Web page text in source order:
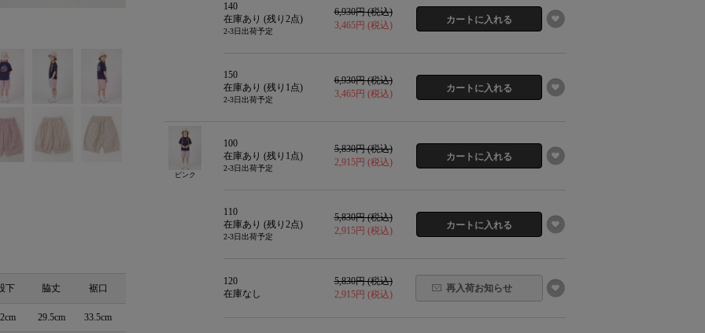
下 脇丈 裾口
29.5cm 33.5cm
140
在庫あり (残り 2点)
2-3日出荷予定
6,930円 (税込)
3,465円 (税込)
150
在庫あり (残り 1点)
2-3日出荷予定
6,930円 (税込)
3,465円 (税込)
ピンク
100
在庫あり (残り 1点)
2-3日出荷予定
5,830円 (税込)
2,915円 (税込)
110
在庫あり (残り 2点)
2-3日出荷予定
5,830円 (税込)
2,915円 (税込)
120
在庫なし
5,830円 (税込)
2,915円 (税込)
再入荷お知らせ